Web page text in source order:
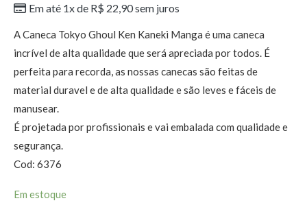
Em até 1x de R$ 22,90sem juros
A Caneca Tokyo Ghoul Ken Kaneki Manga é uma caneca
incrível de alta qualidade que será apreciada por todos. É
perfeita para recorda, as nossas canecas são feitas de
material duravel e de alta qualidade e são leves e fáceis de
manusear.
É projetada por profissionais e vai embalada com qualidade e
segurança.
Cod: 6376
Em estoque